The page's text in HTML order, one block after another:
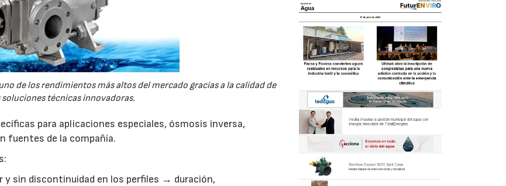
de los rendimientos más altos del mercado gracias a la calidad de
soluciones técnicas innovadoras.
para aplicaciones especiales, ósmosis inversa,
fuentes de la compañía.
y sin discontinuidad en los perfiles → duración,